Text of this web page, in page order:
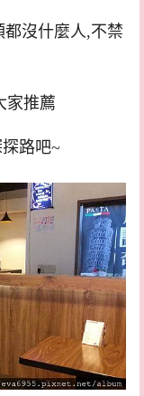
沒什麼人,不禁
家推薦
路吧~